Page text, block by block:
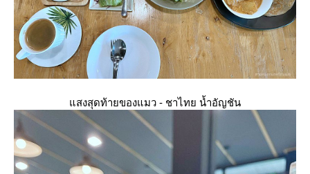
สงสุดท้ายของแมว - ชาไทย น้ำอัญชัน